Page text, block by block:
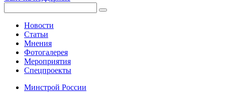
Новости
Статьи
Мнения
Фотогалерея
Мероприятия
Спецпроекты
Минстрой России